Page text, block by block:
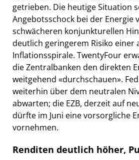
getrieben. Die heutige Situation
Angebotsschock bei der Energie
schwächeren konjunkturellen
deutlich geringerem Risiko einer
Inflationsspirale. TwentyFour
die Zentralbanken den direkten
weitgehend «durchschauen».
weiterhin über dem neutralen
abwarten; die EZB, derzeit auf
dürfte im Juni eine vorsorgliche
vornehmen.
Renditen deutlich höher,